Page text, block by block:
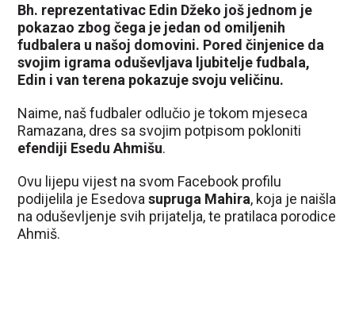
Bh. reprezentativac Edin Džeko još jednom je
pokazao zbog čega je jedan od omiljenih
fudbalera u našoj domovini. Pored činjenice da
svojim igrama oduševljava ljubitelje fudbala,
Edin i van terena pokazuje svoju veličinu.
Naime, naš fudbaler odlučio je tokom mjeseca
Ramazana, dres sa svojim potpisom pokloniti
efendiji Esedu Ahmišu.
Ovu lijepu vijest na svom Facebook profilu
podijelila je Esedova supruga Mahira, koja je naišla
na oduševljenje svih prijatelja, te pratilaca porodice
Ahmiš.